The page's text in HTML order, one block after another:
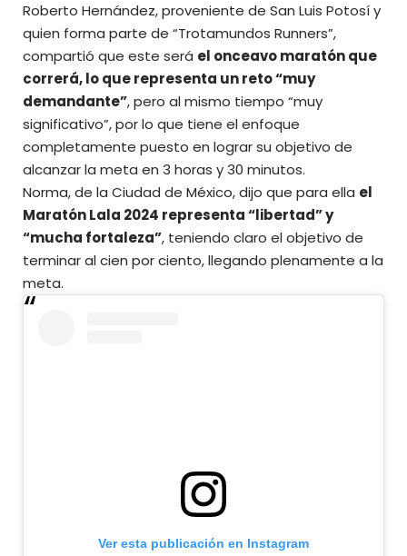
Roberto Hernández, proveniente de San Luis Potosí y
quien forma parte de “Trotamundos Runners”,
compartió que este será el onceavo maratón que
correrá, lo que representa un reto “muy
demandante”, pero al mismo tiempo “muy
significativo”, por lo que tiene el enfoque
completamente puesto en lograr su objetivo de
alcanzar la meta en 3 horas y 30 minutos.
Norma, de la Ciudad de México, dijo que para ella el
Maratón Lala 2024 representa “libertad” y
“mucha fortaleza”, teniendo claro el objetivo de
terminar al cien por ciento, llegando plenamente a la
meta.
Ver esta publicación en Instagram